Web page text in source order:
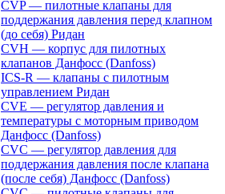
CVP — пилотные клапаны для
поддержания давления перед клапном
(до себя) Ридан
CVH — корпус для пилотных
клапанов Данфосс (Danfoss)
ICS-R — клапаны с пилотным
управлением Ридан
CVE — регулятор давления и
температуры с моторным приводом
Данфосс (Danfoss)
CVС — регулятор давления для
поддержания давления после клапана
(после себя) Данфосс (Danfoss)